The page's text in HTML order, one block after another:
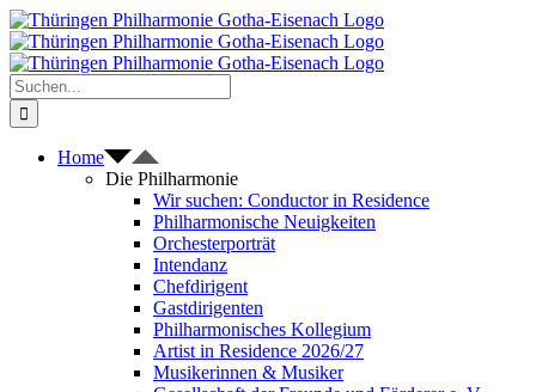
Zum
Inhalt
springen
Suche
nach:
Home
Die Philharmonie
Wir suchen: Conductor in Residence
Philharmonische Neuigkeiten
Orchesterporträt
Intendanz
Chefdirigent
Gastdirigenten
Philharmonisches Kollegium
Artist in Residence 2026/27
Musikerinnen & Musiker